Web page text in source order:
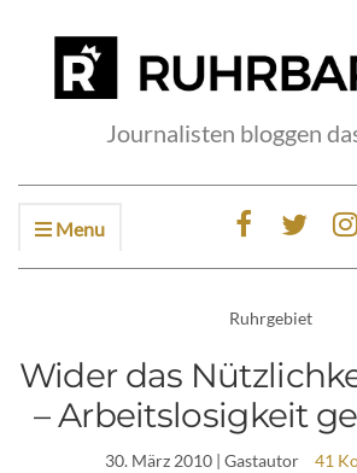
Journalisten bloggen
Menu
Ruhrgebiet
Wider das
– Arbeitslosigkeit
30. März 2010| Gastautor 41